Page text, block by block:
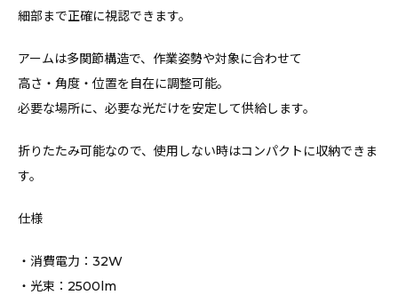
細部まで正確に視認できます。
アームは多関節構造で、作業姿勢や対象に合わせて
高さ・角度・位置を自在に調整可能。
必要な場所に、必要な光だけを安定して供給します。
折りたたみ可能なので、使用しない時はコンパクトに収納できま
す。
仕様
・消費電力：32W
・光束：2500lm